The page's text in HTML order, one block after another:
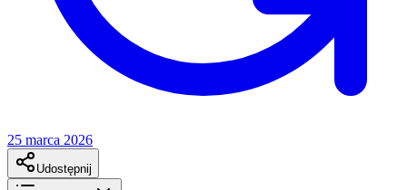
25 marca 2026
Udostępnij